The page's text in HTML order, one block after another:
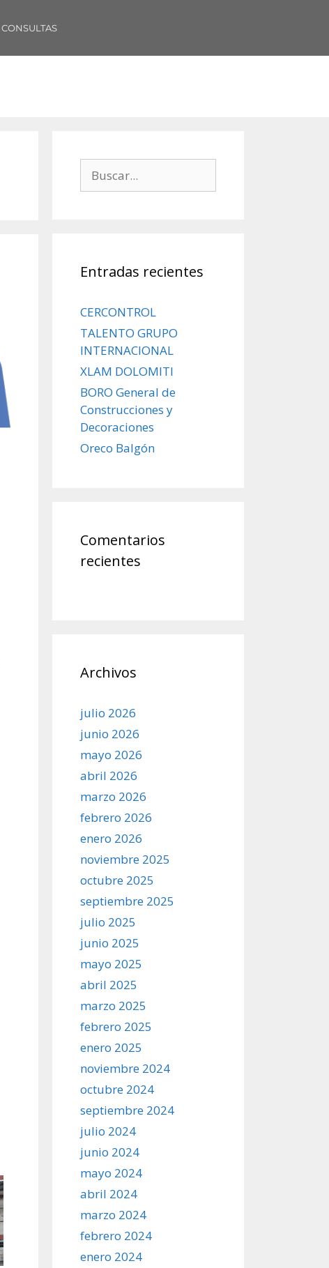
CONSULTAS
Entradas recientes
CERCONTROL
TALENTO GRUPO
INTERNACIONAL
XLAM DOLOMITI
BORO General de
Construcciones y
Decoraciones
Oreco Balgón
Comentarios
recientes
Archivos
julio 2026
junio 2026
mayo 2026
abril 2026
marzo 2026
febrero 2026
enero 2026
noviembre 2025
octubre 2025
septiembre 2025
julio 2025
junio 2025
mayo 2025
abril 2025
marzo 2025
febrero 2025
enero 2025
noviembre 2024
octubre 2024
septiembre 2024
julio 2024
junio 2024
mayo 2024
abril 2024
marzo 2024
febrero 2024
enero 2024